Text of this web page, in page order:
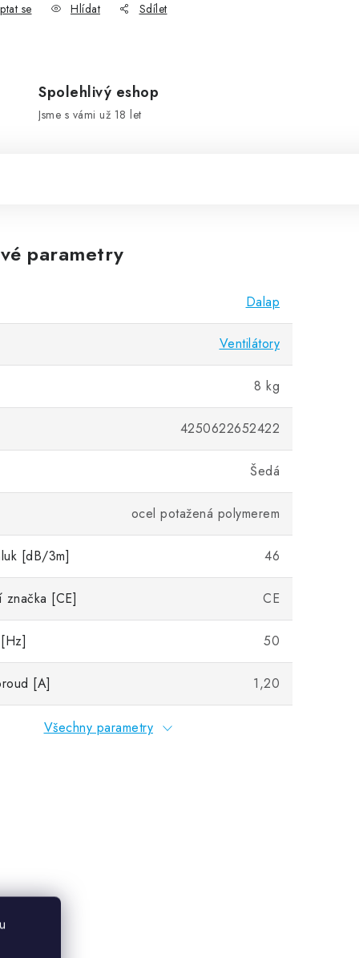
se Hlídat Sdílet
Spolehlivý eshop
Jsme s vámi už 18 let
parametry
Dalap
Ventilátory
8 kg
4250622652422
Šedá
ocel potažená polymerem
[dB/3m] 46
značka [CE] CE
50
[A] 1,20
Všechny parametry